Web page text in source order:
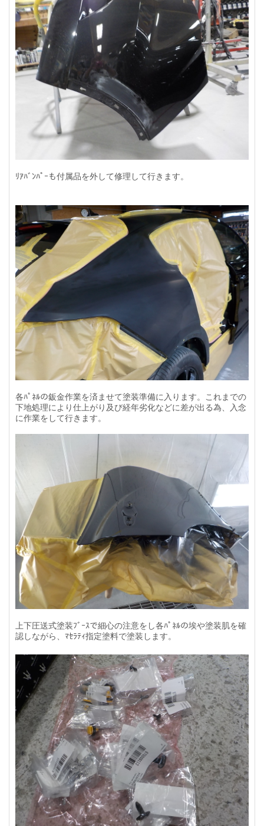
ﾘｱﾊﾞﾝﾊﾟｰも付属品を外して修理して行きます。
各ﾊﾟﾈﾙの鈑金作業を済ませて塗装準備に入ります。これまでの
下地処理により仕上がり及び経年劣化などに差が出る為、入念
に作業をして行きます。
上下圧送式塗装ﾌﾞｰｽで細心の注意をし各ﾊﾟﾈﾙの埃や塗装肌を確
認しながら、ﾏｾﾗﾃｨ指定塗料で塗装します。